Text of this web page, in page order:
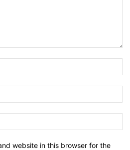
website in this browser for the